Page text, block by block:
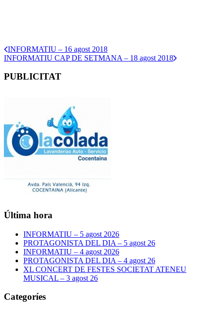
INFORMATIU – 16 agost 2018
INFORMATIU CAP DE SETMANA – 18 agost 2018
PUBLICITAT
Última hora
INFORMATIU – 5 agost 2026
PROTAGONISTA DEL DIA – 5 agost 26
INFORMATIU – 4 agost 2026
PROTAGONISTA DEL DIA – 4 agost 26
XL CONCERT DE FESTES SOCIETAT ATENEU
MUSICAL – 3 agost 26
Categoríes